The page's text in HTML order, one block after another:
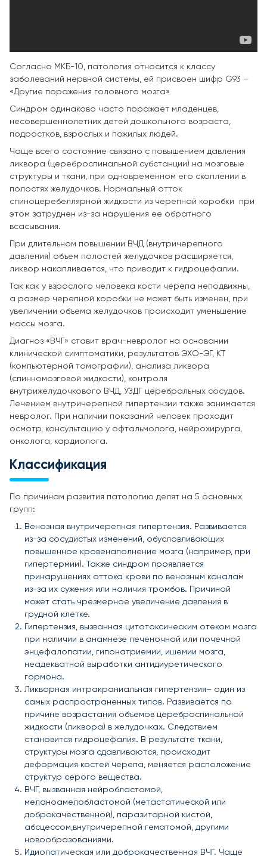
Согласно МКБ-10, патология относится к классу
заболеваний нервной системы, ей присвоен шифр G93 –
«Другие поражения головного мозга»
Синдром одинаково часто поражает младенцев,
несовершеннолетних детей дошкольного возраста,
подростков, взрослых и пожилых людей.
Чаще всего состояние связано с повышением давления
ликвора (цереброспинальной субстанции) на мозговые
структуры и ткани, при одновременном его скоплении в
полостях желудочков. Нормальный отток
спиноцеребеллярной жидкости из черепной коробки при
этом затруднен из-за нарушения ее обратного
всасывания.
При длительном повышении ВЧД (внутричерепного
давления) объем полостей желудочков расширяется,
ликвор накапливается, что приводит к гидроцефалии.
Так как у взрослого человека кости черепа неподвижны,
а размер черепной коробки не может быть изменен, при
увеличении объема желудочков происходит уменьшение
массы мозга.
Диагноз «ВЧГ» ставит врач-невролог на основании
клинической симптоматики, результатов ЭХО-ЭГ, КТ
(компьютерной томографии), анализа ликвора
(спинномозговой жидкости), контроля
внутрижелудочкового ВЧД, УЗДГ церебральных сосудов.
Лечением внутричерепной гипертензии также занимается
невролог. При наличии показаний человек проходит
осмотр, консультацию у офтальмолога, нейрохирурга,
онколога, кардиолога.
Классификация
По причинам развития патологию делят на 5 основных
групп:
Венозная внутричерепная гипертензия. Развивается
из-за сосудистых изменений, обусловливающих
повышенное кровенаполнение мозга (например, при
гипертермии). Также синдром проявляется
принарушениях оттока крови по венозным каналам
из-за их сужения или наличия тромбов. Причиной
может стать чрезмерное увеличение давления в
грудной клетке.
Гипертензия, вызванная цитотоксическим отеком мозга
при наличии в анамнезе печеночной или почечной
энцефалопатии, гипонатриемии, ишемии мозга,
неадекватной выработки антидиуретического
гормона.
Ликворная интракраниальная гипертензия– один из
самых распространенных типов. Развивается по
причине возрастания объемов цереброспинальной
жидкости (ликвора) в желудочках. Следствием
становится гидроцефалия. В результате ткани,
структуры мозга сдавливаются, происходит
деформация костей черепа, меняется расположение
структур серого вещества.
ВЧГ, вызванная нейробластомой,
меланоамелобластомой (метастатической или
доброкачественной), паразитарной кистой,
абсцессом,внутричерепной гематомой, другими
новообразованиями.
Идиопатическая или доброкачественная ВЧГ. Чаще